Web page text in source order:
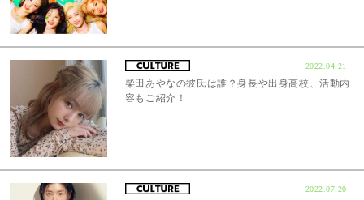
2022.04.21
柴田あやなの彼氏は誰？身長や出身高校、活動内
容もご紹介！
2022.07.20